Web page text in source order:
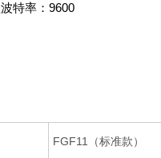
特率：9600
FGF11（标准款）